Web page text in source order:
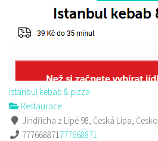
Istanbul kebab & pizza
Restaurace
Jindřicha z Lipé 98, Česká Lípa, Česko
777668871777668871